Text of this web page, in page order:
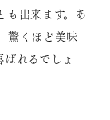
も出来ます。あ
驚くほど美味
れるでしょ